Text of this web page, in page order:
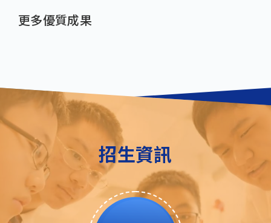
更多優質成果
招生資訊